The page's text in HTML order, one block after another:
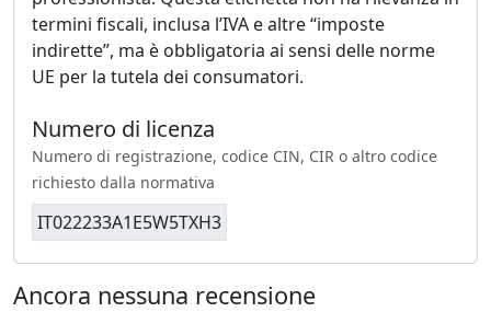
termini fiscali, inclusa l’IVA e altre “imposte
indirette”, ma è obbligatoria ai sensi delle norme
UE per la tutela dei consumatori.
Numero di licenza
Numero di registrazione, codice CIN, CIR o altro codice
richiesto dalla normativa
IT022233A1E5W5TXH3
Ancora nessuna recensione